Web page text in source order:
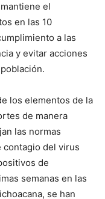
el
en las 10
a las
y evitar acciones
los elementos de la
de manera
las normas
contagio del virus
de
semanas en las
se han